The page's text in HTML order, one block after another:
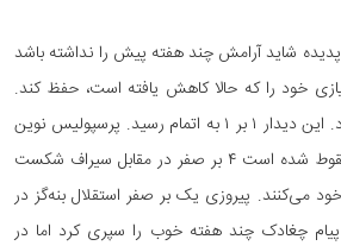
شاید آرامش چند هفته پیش را نداشته باشد
دیلم را ۲ بر صفر برد تا فاصله امتیازی خود را که حالا کاهش یافته است، حفظ کند.
پرسپولیس خورموج در خانه به مساوی بسنده کرد. این تیم میزبان جام جم جم بود. این دیدار ۱ بر ۱ به اتمام رسید. پرسپولیس نوین
جانی برای ادامه راه ندارد. این تیم که به‌نظر می‌رسد تسلیم سرنوشتی به نام سقوط شده است ۴ بر صفر در مقابل سیراف شکست
می‌کنند. پیروزی یک بر صفر استقلال بنه‌گز در
چغادک چند هفته خوب را سپری کرد اما در